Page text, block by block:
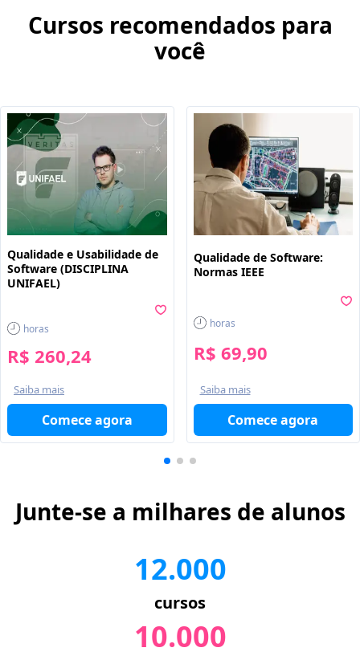
Cursos recomendados para
você
Qualidade e Usabilidade de
Software (DISCIPLINA
UNIFAEL)
horas
R$ 260,24
Saiba mais
Comece agora
Qualidade de Software:
Normas IEEE
horas
R$ 69,90
Saiba mais
Comece agora
Junte-se a milhares de alunos
12.000
cursos
10.000